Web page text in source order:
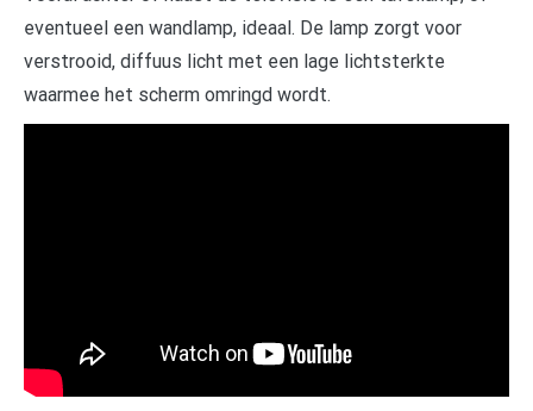
eventueel een wandlamp, ideaal. De lamp zorgt voor
verstrooid, diffuus licht met een lage lichtsterkte
waarmee het scherm omringd wordt.